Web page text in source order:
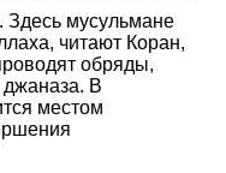
Здесь мусульмане
читают Коран,
обряды,
джаназа. В
местом